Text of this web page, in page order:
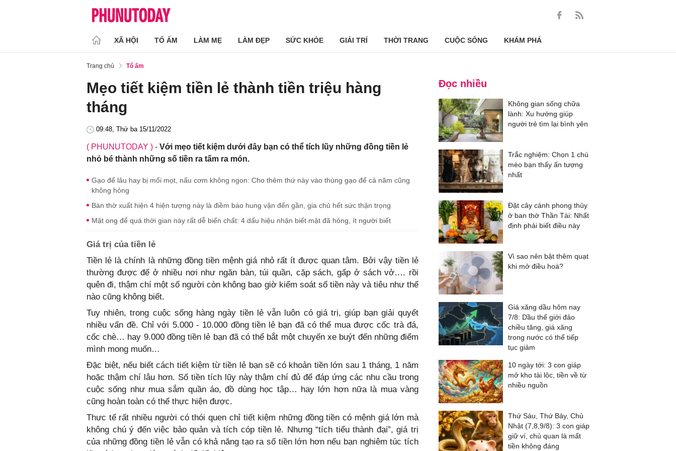
XÃ HỘI TỔ ẤM LÀM MẸ LÀM ĐẸP SỨC KHỎE GIẢI TRÍ THỜI TRANG CUỘC SỐNG KHÁM PHÁ
Trang chủ Tổ ấm
Mẹo tiết kiệm tiền lẻ thành tiền triệu hàng
tháng
09:48, Thứ ba 15/11/2022
( PHUNUTODAY ) - Với mẹo tiết kiệm dưới đây bạn có thể tích lũy những đồng tiền lẻ
nhỏ bé thành những số tiền ra tấm ra món.
Gạo để lâu hay bị mối mọt, nấu cơm không ngon: Cho thêm thứ này vào thùng gạo để cả năm cũng
không hỏng
Bàn thờ xuất hiện 4 hiện tượng này là điềm báo hung vận đến gần, gia chủ hết sức thận trọng
Mật ong để quá thời gian này rất dễ biến chất: 4 dấu hiệu nhận biết mật đã hỏng, ít người biết
Giá trị của tiền lẻ
Tiền lẻ là chính là những đồng tiền mệnh giá nhỏ rất ít được quan tâm. Bởi vậy tiền lẻ
thường được để ở nhiều nơi như ngăn bàn, túi quần, cặp sách, gấp ở sách vở…. rồi
quên đi, thậm chí một số người còn không bao giờ kiểm soát số tiền này và tiêu như thế
nào cũng không biết.
Tuy nhiên, trong cuộc sống hàng ngày tiền lẻ vẫn luôn có giá trị, giúp bạn giải quyết
nhiều vấn đề. Chỉ với 5.000 - 10.000 đồng tiền lẻ bạn đã có thể mua được cốc trà đá,
cốc chè… hay 9.000 đồng tiền lẻ bạn đã có thể bắt một chuyến xe buýt đến những điểm
mình mong muốn…
Đặc biệt, nếu biết cách tiết kiệm từ tiền lẻ bạn sẽ có khoản tiền lớn sau 1 tháng, 1 năm
hoặc thậm chí lâu hơn. Số tiền tích lũy này thậm chí đủ để đáp ứng các nhu cầu trong
cuộc sống như mua sắm quần áo, đồ dùng học tập… hay lớn hơn nữa là mua vàng
cũng hoàn toàn có thể thực hiện được.
Thực tế rất nhiều người có thói quen chỉ tiết kiệm những đồng tiền có mệnh giá lớn mà
không chú ý đến việc bảo quản và tích cóp tiền lẻ. Nhưng “tích tiểu thành đại”, giá trị
của những đồng tiền lẻ vẫn có khả năng tạo ra số tiền lớn hơn nếu bạn nghiêm túc tích
Đọc nhiều
Không gian sống chữa
lành: Xu hướng giúp
người trẻ tìm lại bình yên
Trắc nghiệm: Chọn 1 chú
mèo bạn thấy ấn tượng
nhất
Đặt cây cảnh phong thủy
ở ban thờ Thần Tài: Nhất
định phải biết điều này
Vì sao nên bật thêm quạt
khi mở điều hoà?
Giá xăng dầu hôm nay
7/8: Dầu thế giới đảo
chiều tăng, giá xăng
trong nước có thể tiếp
tục giảm
10 ngày tới: 3 con giáp
mở kho tài lộc, tiền về từ
nhiều nguồn
Thứ Sáu, Thứ Bảy, Chủ
Nhật (7,8,9/8): 3 con giáp
giữ ví, chủ quan là mất
tiền không đáng